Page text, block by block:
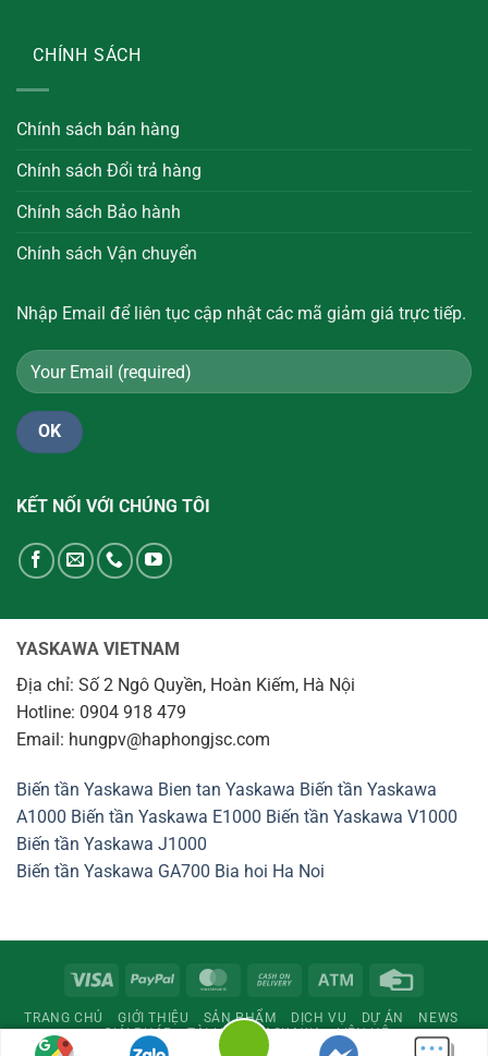
CHÍNH SÁCH
Chính sách bán hàng
Chính sách Đổi trả hàng
Chính sách Bảo hành
Chính sách Vận chuyển
Nhập Email để liên tục cập nhật các mã giảm giá trực tiếp.
KẾT NỐI VỚI CHÚNG TÔI
YASKAWA VIETNAM
Địa chỉ: Số 2 Ngô Quyền, Hoàn Kiếm, Hà Nội
Hotline: 0904 918 479
Email: hungpv@haphongjsc.com
Biến tần Yaskawa Bien tan Yaskawa Biến tần Yaskawa
A1000 Biến tần Yaskawa E1000 Biến tần Yaskawa V1000
Biến tần Yaskawa J1000
Biến tần Yaskawa GA700 Bia hoi Ha Noi
Visa PayPal MasterCardCash
Delivery
Atm
TRANG CHỦ GIỚI THIỆU SẢN PHẨM DỊCH VỤ DỰ ÁN
NEWS
GIẢI PHÁP
TÀI LIỆU YASKAWA LIÊN HỆ